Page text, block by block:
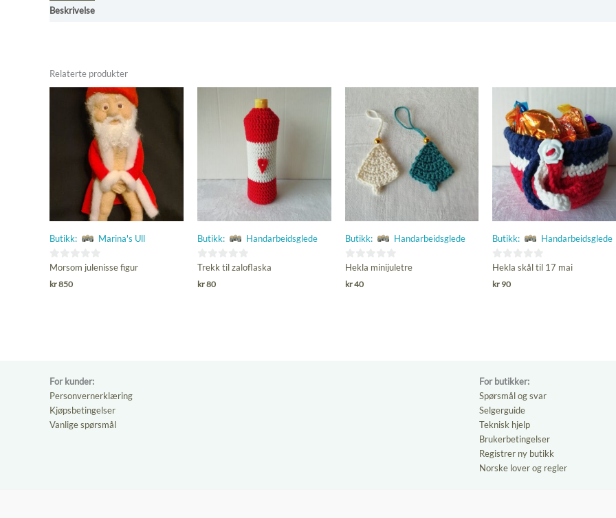
Beskrivelse
Relaterte produkter
Butikk: Marina's Ull
0
ut
Morsom julenisse figur
kr850
Butikk: Handarbeidsglede
0
ut
Trekk til zaloflaska
kr80
Butikk: Handarbeidsglede
0
ut
Hekla minijuletre
kr40
Butikk: Handarbeidsglede
0
ut
Hekla skål til 17 mai
kr 90
For kunder:
Personvernerklæring
Kjøpsbetingelser
Vanlige spørsmål
For butikker:
Spørsmål og svar
Selgerguide
Teknisk hjelp
Brukerbetingelser
Registrer ny butikk
Norske lover og regler